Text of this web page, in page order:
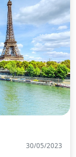
30/05/2023